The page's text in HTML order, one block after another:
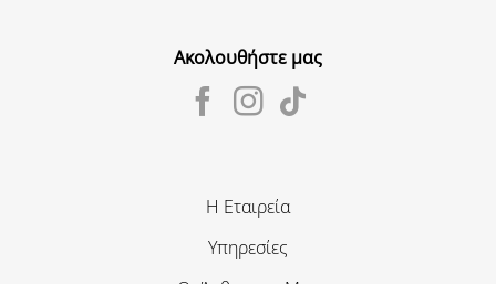
Ακολουθήστε μας
Η Εταιρεία
Υπηρεσίες